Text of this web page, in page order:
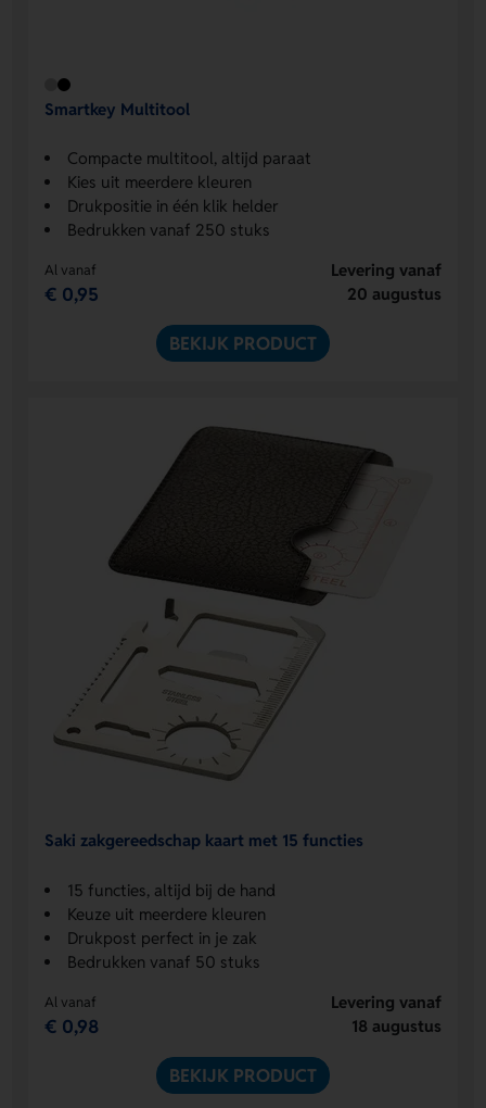
Smartkey Multitool
Compacte multitool, altijd paraat
Kies uit meerdere kleuren
Drukpositie in één klik helder
Bedrukken vanaf 250 stuks
Al vanaf
€ 0,95
Levering vanaf
20 augustus
BEKIJK PRODUCT
Saki zakgereedschap kaart met 15 functies
15 functies, altijd bij de hand
Keuze uit meerdere kleuren
Drukpost perfect in je zak
Bedrukken vanaf 50 stuks
Al vanaf
€ 0,98
Levering vanaf
18 augustus
BEKIJK PRODUCT